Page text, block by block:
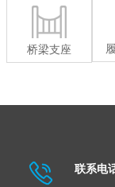
桥梁支座
联系电